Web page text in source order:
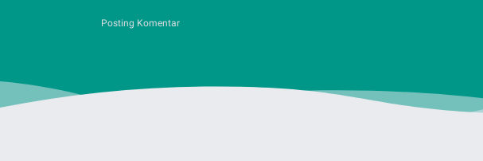
Posting Komentar